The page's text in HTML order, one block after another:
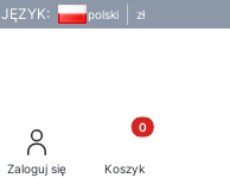
JĘZYK: polski zł
Zaloguj się
Produkty w
Koszyk